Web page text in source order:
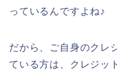
っているんですよね♪
だから、ご自身のクレ
ている方は、クレジッ